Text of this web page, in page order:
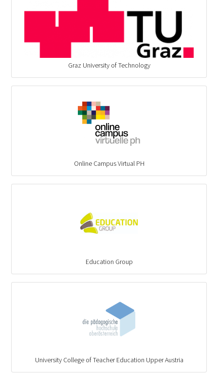
Graz University of Technology
Online Campus Virtual PH
Education Group
University College of Teacher Education Upper Austria